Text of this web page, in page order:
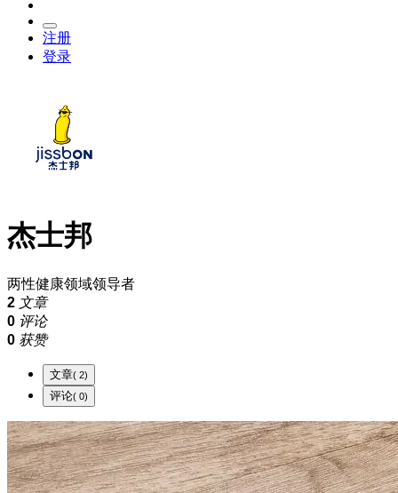
注册
登录
杰士邦
两性健康领域领导者
2 文章
0 评论
0 获赞
文章 ( 2)
评论 ( 0)